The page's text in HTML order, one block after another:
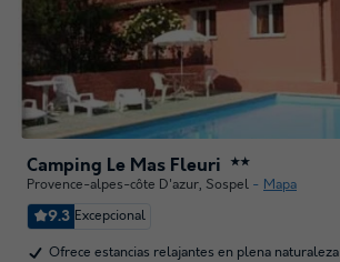
Camping Le Mas Fleuri ★★
Provence-alpes-côte D'azur, Sospel Mapa
9.3 Excepcional
Ofrece estancias relajantes en plena naturaleza